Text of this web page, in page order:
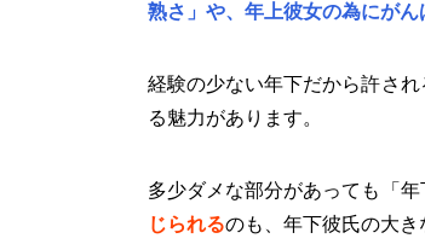
熟さ」や、年上彼女の為にが
経験の少ない年下だから許さ
る魅力があります。
多少ダメな部分があっても「
じられるのも、年下彼氏の大き